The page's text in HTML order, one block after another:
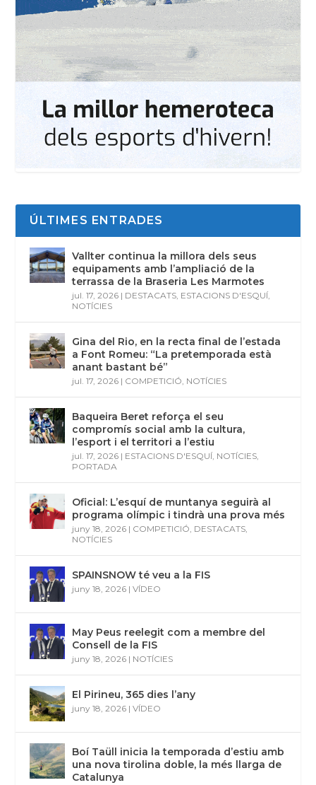
ÚLTIMES ENTRADES
Vallter continua la millora dels seus
equipaments amb l’ampliació de la
terrassa de la Braseria Les Marmotes
jul. 17, 2026 | DESTACATS, ESTACIONS D'ESQUÍ,
NOTÍCIES
Gina del Rio, en la recta final de l’estada
a Font Romeu: “La pretemporada està
anant bastant bé”
jul. 17, 2026 | COMPETICIÓ, NOTÍCIES
Baqueira Beret reforça el seu
compromís social amb la cultura,
l’esport i el territori a l’estiu
jul. 17, 2026 | ESTACIONS D'ESQUÍ, NOTÍCIES,
PORTADA
Oficial: L’esquí de muntanya seguirà al
programa olímpic i tindrà una prova més
juny 18, 2026 | COMPETICIÓ, DESTACATS,
NOTÍCIES
SPAINSNOW té veu a la FIS
juny 18, 2026 |VÍDEO
May Peus reelegit com a membre del
Consell de la FIS
juny 18, 2026 | NOTÍCIES
El Pirineu, 365 dies l’any
juny 18, 2026 |VÍDEO
Boí Taüll inicia la temporada d’estiu amb
una nova tirolina doble, la més llarga de
Catalunya